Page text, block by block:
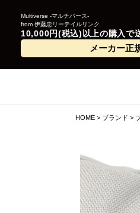
Multiverse -マルチバース-
from 伊藤忠リーテイルリンク
10,000円(税込)以上の購入で
メーカー正
HOME ブランド